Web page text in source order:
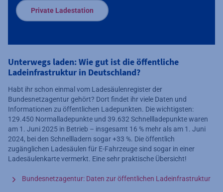
Private Ladestation
Unterwegs laden: Wie gut ist die öffentliche
Ladeinfrastruktur in Deutschland?
Habt ihr schon einmal vom Ladesäulenregister der
Bundesnetzagentur gehört? Dort findet ihr viele Daten und
Informationen zu öffentlichen Ladepunkten. Die wichtigsten:
129.450 Normalladepunkte und 39.632 Schnellladepunkte waren
am 1. Juni 2025 in Betrieb – insgesamt 16 % mehr als am 1. Juni
2024, bei den Schnellladern sogar +33 %. Die öffentlich
zugänglichen Ladesäulen für E-Fahrzeuge sind sogar in einer
Ladesäulenkarte vermerkt. Eine sehr praktische Übersicht!
Bundesnetzagentur: Daten zur öffentlichen Ladeinfrastruktur